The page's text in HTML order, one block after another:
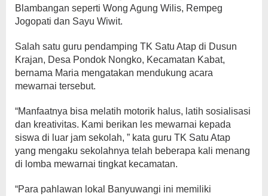
Blambangan seperti Wong Agung Wilis, Rempeg
Jogopati dan Sayu Wiwit.
Salah satu guru pendamping TK Satu Atap di Dusun
Krajan, Desa Pondok Nongko, Kecamatan Kabat,
bernama Maria mengatakan mendukung acara
mewarnai tersebut.
“Manfaatnya bisa melatih motorik halus, latih sosialisasi
dan kreativitas. Kami berikan les mewarnai kepada
siswa di luar jam sekolah, ” kata guru TK Satu Atap
yang mengaku sekolahnya telah beberapa kali menang
di lomba mewarnai tingkat kecamatan.
“Para pahlawan lokal Banyuwangi ini memiliki